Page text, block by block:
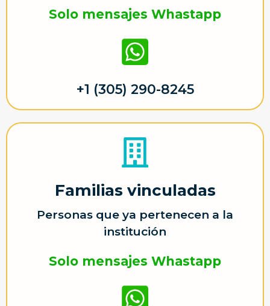
Solo mensajes Whastapp
+1 (305) 290-8245
Familias vinculadas
Personas que ya pertenecen a la
institución
Solo mensajes Whastapp